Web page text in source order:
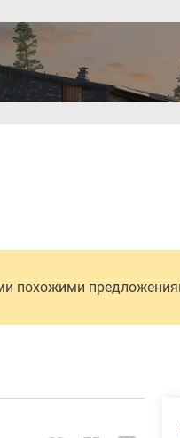
похожими